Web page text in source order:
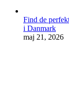
Find de
i Danmark
maj 21, 2026